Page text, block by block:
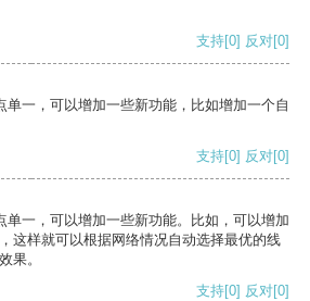
支持[0] 反对[0]
单一，可以增加一些新功能，比如增加一个自
支持[0] 反对[0]
单一，可以增加一些新功能。比如，可以增加
这样就可以根据网络情况自动选择最优的线
果。
支持[0] 反对[0]